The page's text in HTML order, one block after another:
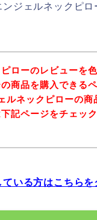
ンジェルネックピ
ローのレビューを
商品を購入できる
ルネックピローの商
記ページをチェッ
いる方はこちらを